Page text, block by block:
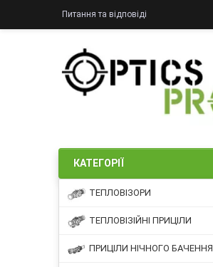
Питання та відповіді
КАТЕГОРІЇ
ТЕПЛОВІЗОРИ
ТЕПЛОВІЗІЙНІ ПРИЦІЛИ
ПРИЦІЛИ НІЧНОГО БАЧЕННЯ